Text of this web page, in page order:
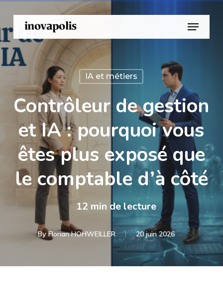
main
content
Menu
IA et métiers
Contrôleur de gestion
et IA : pourquoi vous
êtes plus exposé que
le comptable d’à côté
12 min de lecture
By Florian HOHWEILLER 20 juin 2026